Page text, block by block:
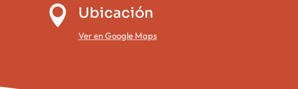
 Ubicación
Ver en Google Maps